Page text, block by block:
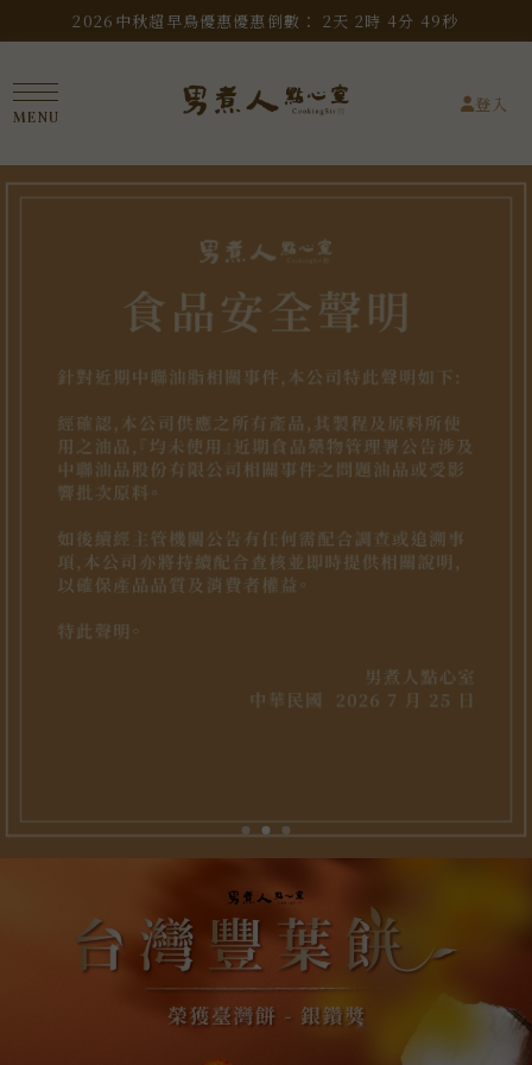
2026中秋超早鳥優惠優惠倒數： 2天 2時 4分 48秒
登入
台北甜點團購
土城甜點團購
板橋甜點團購